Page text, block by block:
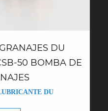
DU
50 BOMBA DE
DU